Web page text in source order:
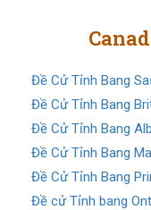
Đề Cử Tỉnh Bang
Đề Cử Tỉnh Bang
Đề Cử Tỉnh Bang
Đề Cử Tỉnh Bang
Đề Cử Tỉnh Bang
Đề cử Tỉnh bang